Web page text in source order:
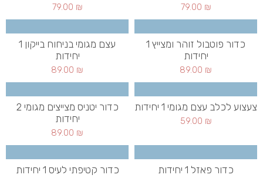
79.00 ₪
79.00 ₪
כדור פוטבול זוהר ומצייץ 1
יחידות
89.00 ₪
עצם מגומי בניחוח בייקון 1
יחידות
89.00 ₪
צעצוע לכלב עצם מגומי 1 יחידות
59.00 ₪
כדור יטניס מצייצים מגומי 2
יחידות
89.00 ₪
כדור פאזל 1 יחידות כדור קטיפתי לעיס 1 יחידות